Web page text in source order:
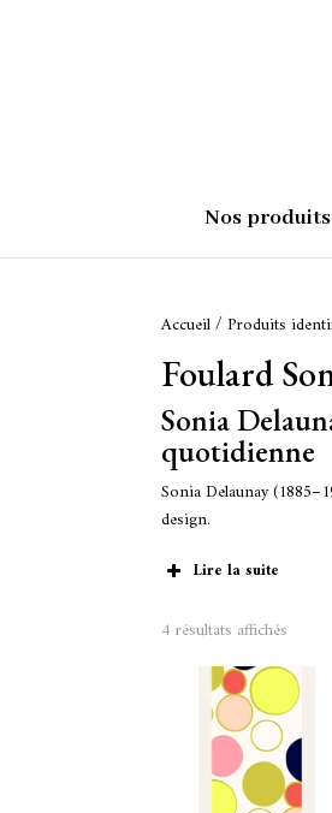
Nos produits
Accueil/ Produits
Foulard
Sonia
quotidienne
Sonia Delaunay
design.
Lire la suite
4 résultats affichés